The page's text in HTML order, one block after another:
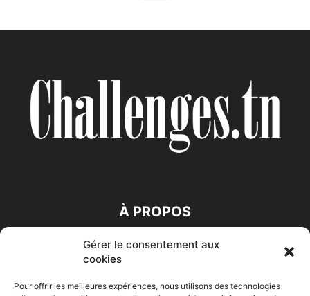
Gérer le consentement aux
cookies
Pour offrir les meilleures expériences, nous utilisons des technologies
À PROPOS
SUIVEZ NOUS